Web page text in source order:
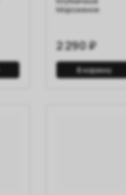
Мороженое
2 290 ₽
В корзину